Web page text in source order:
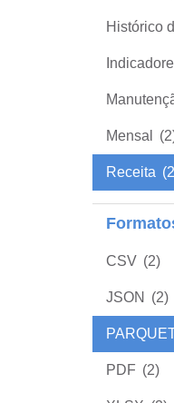
Histórico
Mensal
Receita
CSV (2)
JSON (2)
PDF (2)